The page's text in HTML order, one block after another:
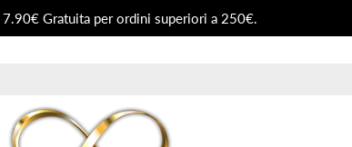
7.90€ Gratuita per ordini superiori a 250€.